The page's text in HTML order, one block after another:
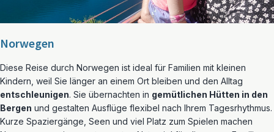
Norwegen
Diese Reise durch Norwegen ist ideal für Familien mit kleinen
Kindern, weil Sie länger an einem Ort bleiben und den Alltag
entschleunigen. Sie übernachten in gemütlichen Hütten in den
Bergen und gestalten Ausflüge flexibel nach Ihrem Tagesrhythmus.
Kurze Spaziergänge, Seen und viel Platz zum Spielen machen